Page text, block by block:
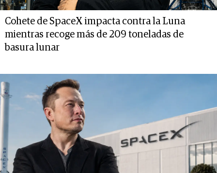
Cohete de SpaceX impacta contra la Luna
mientras recoge más de 209 toneladas de
basura lunar